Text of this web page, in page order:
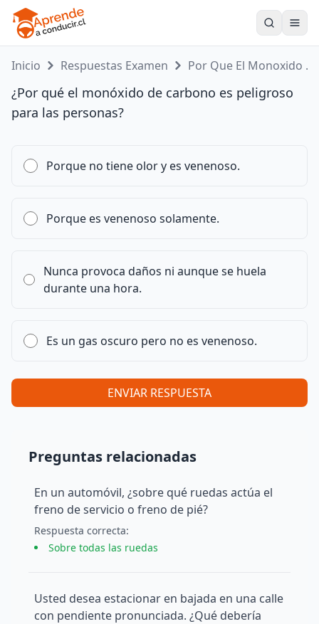
Inicio Respuestas Examen Por Que El Monoxido ...
¿Por qué el monóxido de carbono es peligroso
para las personas?
Porque no tiene olor y es venenoso.
Porque es venenoso solamente.
Nunca provoca daños ni aunque se huela
durante una hora.
Es un gas oscuro pero no es venenoso.
ENVIAR RESPUESTA
Preguntas relacionadas
En un automóvil, ¿sobre qué ruedas actúa el
freno de servicio o freno de pié?
Respuesta correcta:
Sobre todas las ruedas
Usted desea estacionar en bajada en una calle
con pendiente pronunciada. ¿Qué debería